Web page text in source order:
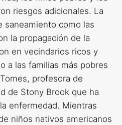
riesgos adicionales. La
saneamiento como las
la propagación de la
en vecindarios ricos y
a las familias más pobres
profesora de
de Stony Brook que ha
enfermedad. Mientras
niños nativos americanos